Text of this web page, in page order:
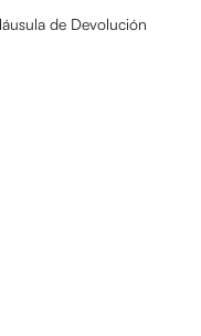
de Devolución